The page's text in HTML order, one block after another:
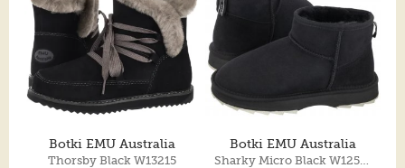
Botki EMU Australia
Thorsby Black W13215
Botki EMU Australia
Sharky Micro Black W12548